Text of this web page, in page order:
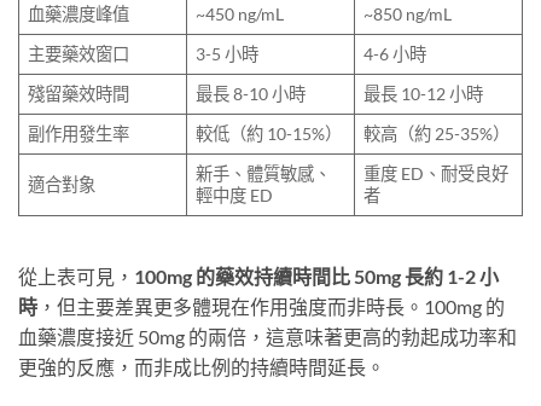
血藥濃度峰值
~450 ng/mL
~850 ng/mL
主要藥效窗口
3-5 小時
4-6 小時
殘留藥效時間
最長 8-10 小時
最長 10-12 小時
副作用發生率
較低（約 10-15%） 較高（約 25-35%）
適合對象
新手、體質敏感、
輕中度 ED
重度 ED、耐受良好
者
從上表可見， 100mg 的藥效持續時間比 50mg 長約 1-2 小
時 ，但主要差異更多體現在作用強度而非時長。100mg 的
血藥濃度接近 50mg 的兩倍，這意味著更高的勃起成功率和
更強的反應，而非成比例的持續時間延長。